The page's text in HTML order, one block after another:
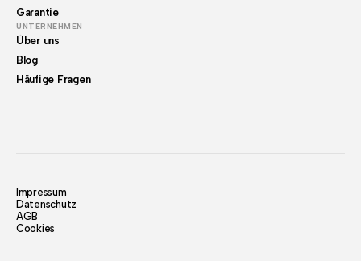
Garantie
UNTERNEHMEN
Über uns
Blog
Häufige Fragen
Impressum
Datenschutz
AGB
Cookies